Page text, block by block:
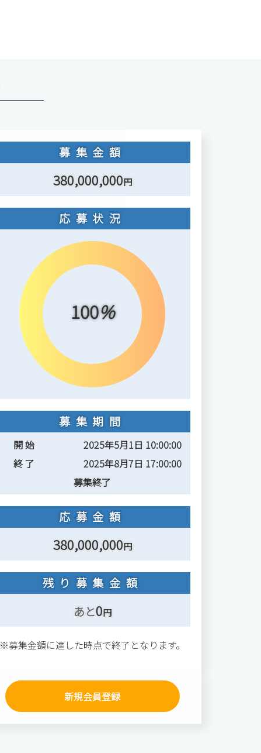
募集金額
380,000,000円
応募状況
100%
募集期間
開 始
2025年5月1日 10:00:00
終 了
2025年8月7日 17:00:00
募集終了
応募金額
380,000,000円
残り募集金額
あと0円
※募集金額に達した時点で終了となります。
新規会員登録